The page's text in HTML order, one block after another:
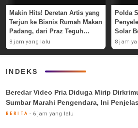
Makin Hits! Deretan Artis yang
Terjun ke Bisnis Rumah Makan
Padang, dari Praz Teguh
hingga Deddy Corbuzier
8 jam yang lalu
Polda
Solar
8 jam
INDEKS
Beredar Video Pria Diduga Mirip
Sumbar Marahi Pengendara, Ini
BERITA 6 jam yang lalu